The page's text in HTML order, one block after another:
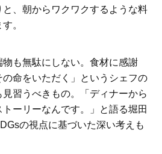
、朝からワクワクするような料
。
物も無駄にしない。食材に感謝
の命をいただく」というシェフの
習うべきもの。「ディナーから
ーリーなんです。」と語る堀田
の視点に基づいた深い考えも